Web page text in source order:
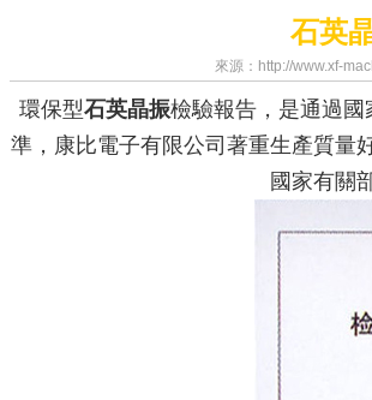
石英
來源：http://www.xf-
環保型石英晶振檢驗報告，是通過國
準，康比電子有限公司著重生產質量
國家有關